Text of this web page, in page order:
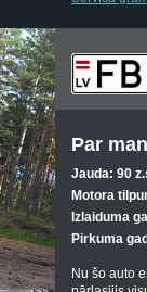
Par
Jauda: 90
Motora
Izlaiduma
Pirkuma
Nu šo auto